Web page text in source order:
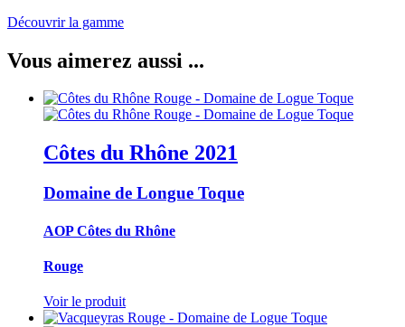
Découvrir la gamme
Vous aimerez aussi ...
Côtes du Rhône 2021
Domaine de Longue Toque
AOP Côtes du Rhône
Rouge
Voir le produit